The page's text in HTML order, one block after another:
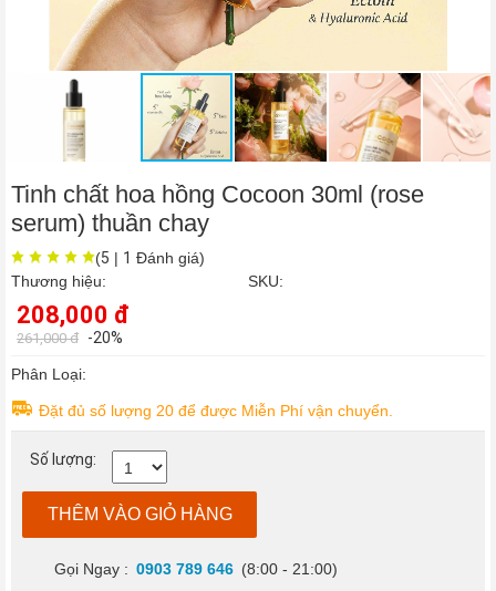
Đầu
Chăm
Sóc
Cơ
Thể
Chăm
sóc
da
›
phẩm
chức
phẩm
chức
năng
sức
khỏe
Thực
phẩm
chức
năng
Tinh chất hoa hồng Cocoon 30ml (rose
serum) thuần chay
(5 | 1 Đánh giá)
Thương hiệu:
SKU:
208,000 đ
261,000 đ -20%
Phân Loại:
Đặt đủ số lượng 20 để được Miễn Phí vận chuyển.
Số lượng:
THÊM VÀO GIỎ HÀNG
Gọi Ngay : 0903 789 646 (8:00 - 21:00)